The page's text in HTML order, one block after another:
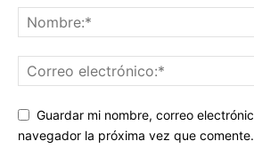
Guardar mi nombre, correo
navegador la próxima vez que comente.